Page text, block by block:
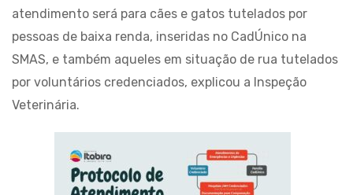
atendimento será para cães e gatos tutelados por
pessoas de baixa renda, inseridas no CadÚnico na
SMAS, e também aqueles em situação de rua tutelados
por voluntários credenciados, explicou a Inspeção
Veterinária.